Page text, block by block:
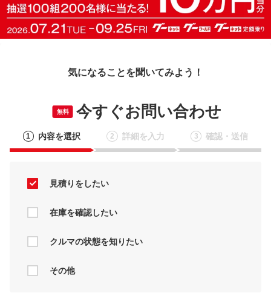
気になることを聞いてみよう！
無料 今すぐお問い合わせ
1 内容を選択 2 詳細を入力 3 確認・送信
見積りをしたい
在庫を確認したい
クルマの状態を知りたい
その他